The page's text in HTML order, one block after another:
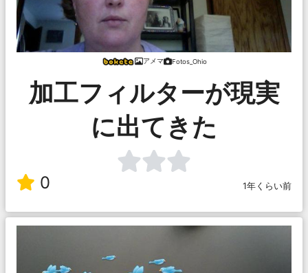
アメマ Fotos_Ohio
加工フィルターが現実
に出てきた
0 1年くらい前